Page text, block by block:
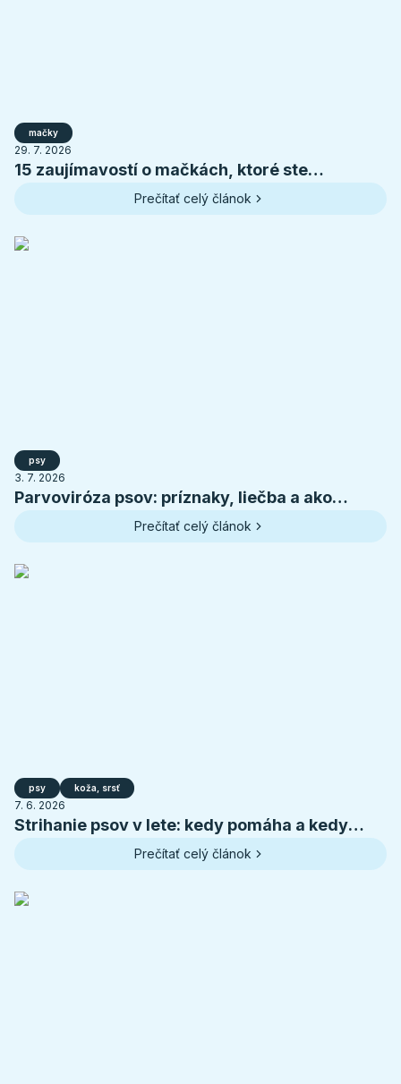
mačky
29. 7. 2026
15 zaujímavostí o mačkách, ktoré ste
pravdepodobne nevedeli
Prečítať celý článok
psy
3. 7. 2026
Parvoviróza psov: príznaky, liečba a ako
ochrániť šteniatkoPrečítať celý článok
psy koža, srsť
7. 6. 2026
Strihanie psov v lete: kedy pomáha a kedy
Prečítať celý článok